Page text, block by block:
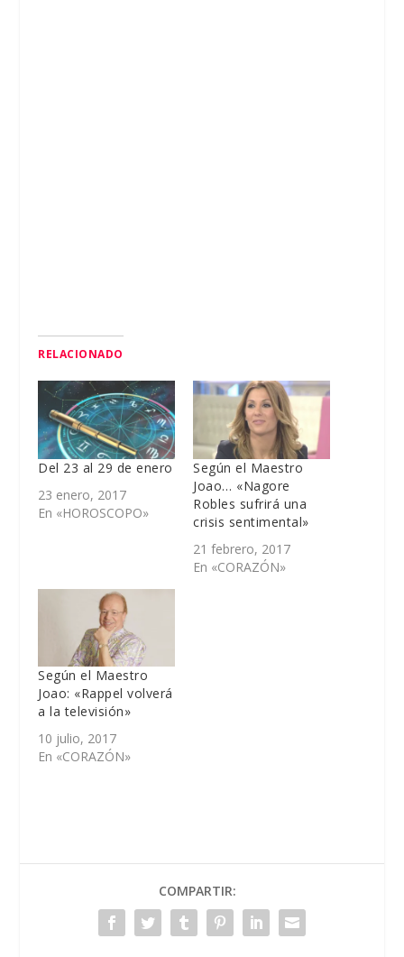
RELACIONADO
Del 23 al 29 de enero
23 enero, 2017
En «HOROSCOPO»
Según el Maestro
Joao… «Nagore
Robles sufrirá una
crisis sentimental»
21 febrero, 2017
En «CORAZÓN»
Según el Maestro
Joao: «Rappel volverá
a la televisión»
10 julio, 2017
En «CORAZÓN»
COMPARTIR: